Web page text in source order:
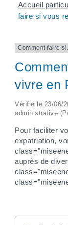
Accueil
faire si vous
Comment faire
vivre en
Vérifié le 23/06/
administrative
Pour faciliter
expatriation,
auprès de